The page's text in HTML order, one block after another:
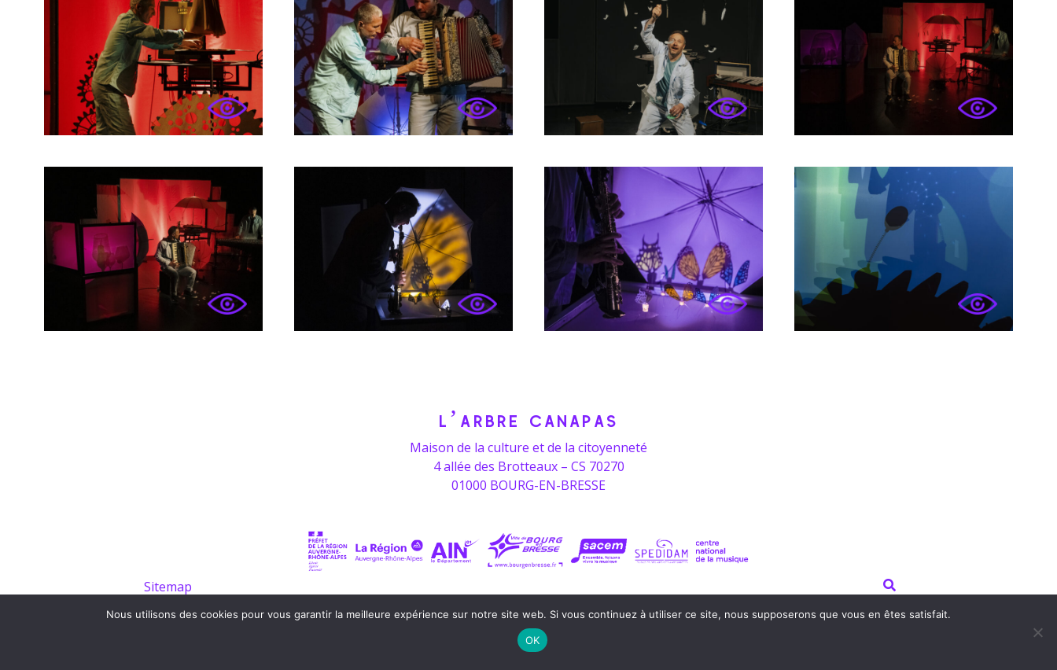
L’ARBRE CANAPAS
Maison de la culture et de la citoyenneté
4 allée des Brotteaux – CS 70270
01000 BOURG-EN-BRESSE
contact[a]arbre-canapas.com
Sitemap
Terms
Nous utilisons des cookies pour vous garantir la meilleure expérience sur notre site web. Si vous continuez à utiliser ce site, nous supposerons que vous en êtes satisfait.
OK